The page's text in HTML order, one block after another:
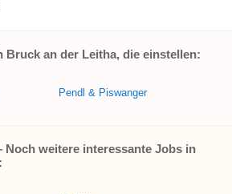
Bruck an der Leitha, die einstellen:
Pendl & Piswanger
Noch weitere interessante Jobs in